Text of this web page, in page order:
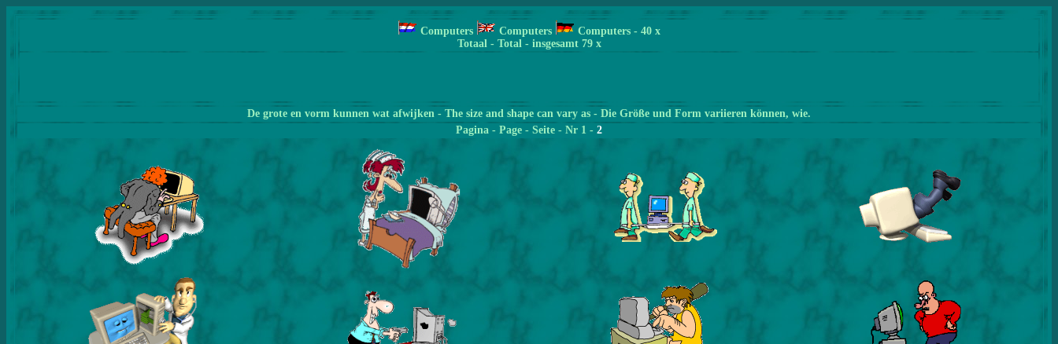
Computers Computers Computers - 40 x
Totaal - Total - insgesamt 79 x
De grote en vorm kunnen wat afwijken - The size and shape can vary as - Die Größe und Form variieren können, wie.
Pagina - Page - Seite - Nr 1 - 2